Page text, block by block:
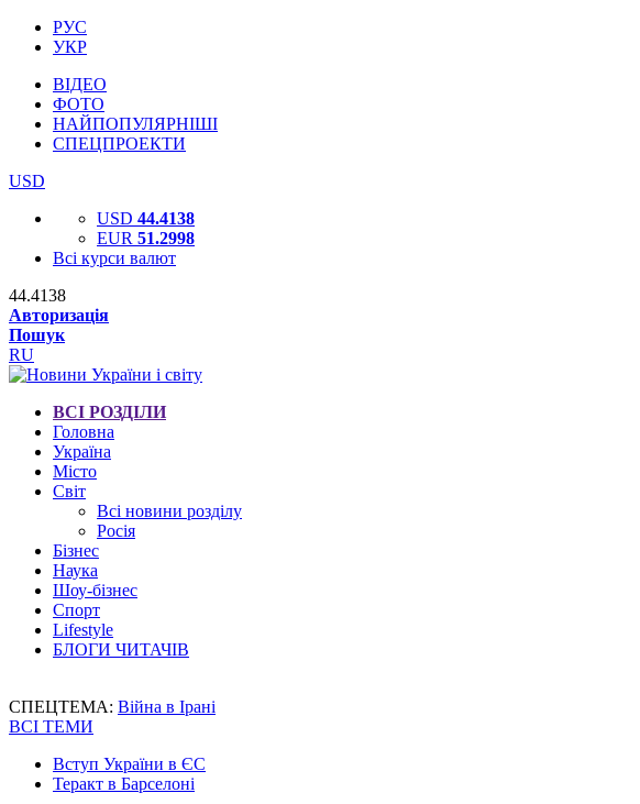
РУС
УКР
ВІДЕО
ФОТО
НАЙПОПУЛЯРНІШІ
СПЕЦПРОЕКТИ
USD
USD 44.4138
EUR 51.2998
Всі курси валют
44.4138
Авторизація
Пошук
RU
ВСІ РОЗДІЛИ
Головна
Україна
Місто
Світ
Всі новини розділу
Росія
Бізнес
Наука
Шоу-бізнес
Спорт
Lifestyle
БЛОГИ ЧИТАЧІВ
СПЕЦТЕМА: Війна в Ірані
ВСІ ТЕМИ
Вступ України в ЄС
Теракт в Барселоні